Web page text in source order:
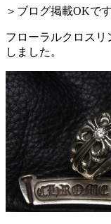
＞ブログ掲載OKです
フローラルクロスリ
しました。